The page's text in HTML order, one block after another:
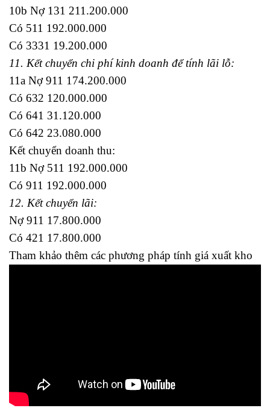
10b Nợ 131 211.200.000
Có 511 192.000.000
Có 3331 19.200.000
11. Kết chuyển chi phí kinh doanh để tính lãi lỗ:
11a Nợ 911 174.200.000
Có 632 120.000.000
Có 641 31.120.000
Có 642 23.080.000
Kết chuyển doanh thu:
11b Nợ 511 192.000.000
Có 911 192.000.000
12. Kết chuyển lãi:
Nợ 911 17.800.000
Có 421 17.800.000
Tham khảo thêm các phương pháp tính giá xuất kho